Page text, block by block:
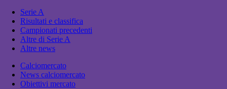
Serie A
Risultati e classifica
Campionati precedenti
Altre di Serie A
Altre news
Calciomercato
News calciomercato
Obiettivi mercato